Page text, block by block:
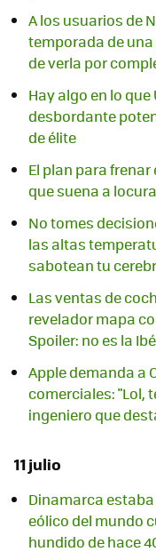
A los usuarios de
temporada de una
de verla por
Hay algo en lo
desbordante
de élite
El plan para
que suena a
No tomes
las altas
sabotean tu
Las ventas de
revelador mapa
Spoiler: no es la
Apple demanda a
comerciales: "Lol,
ingeniero que
11 julio
Dinamarca
eólico del mundo
hundido de hace